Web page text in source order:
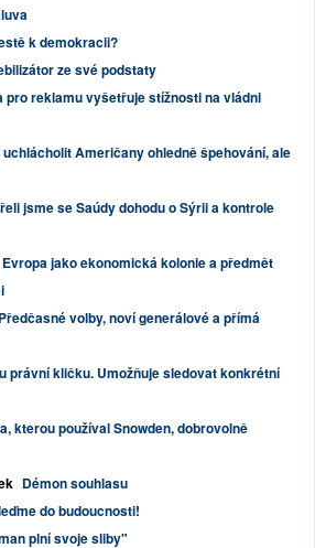
k demokracii?
ze své podstaty
pro reklamu vyšetřuje stížnosti na vládni
Američany ohledně špehování, ale
jsme se Saúdy dohodu o Sýrii a kontrole
Evropa jako ekonomická kolonie a předmět
Předčasné volby, noví generálové a přímá
právní kličku. Umožňuje sledovat konkrétní
kterou používal Snowden, dobrovolně
Démon souhlasu
do budoucnosti!
plní svoje sliby"